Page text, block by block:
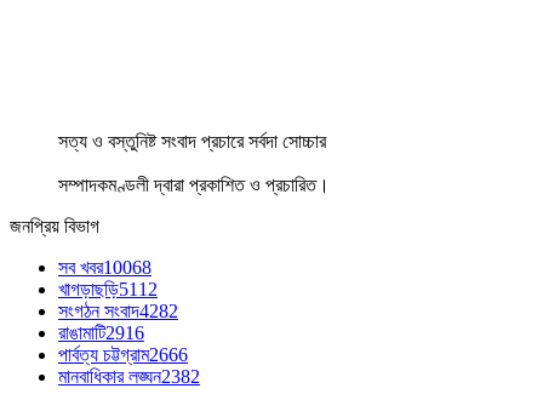
সত্য ও বস্তুনিষ্ট সংবাদ প্রচারে সর্বদা সোচ্চার
সম্পাদকমণ্ডলী দ্বারা প্রকাশিত ও প্রচারিত।
জনপ্রিয় বিভাগ
সব খবর10068
খাগড়াছড়ি5112
সংগঠন সংবাদ4282
রাঙামাটি2916
পার্বত্য চট্টগ্রাম2666
মানবাধিকার লঙ্ঘন2382